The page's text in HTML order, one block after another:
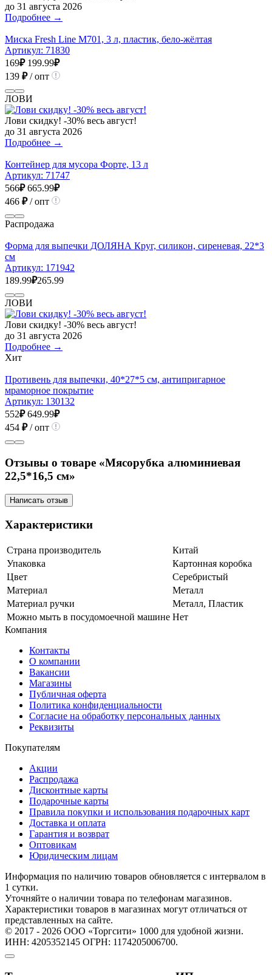
до 31 августа 2026
Подробнее →
Миска Fresh Line М701, 3 л, пластик, бело-жёлтая
Артикул: 71830
169₽ 199.99₽
139 ₽/ опт
ЛОВИ
Лови скидку! -30% весь август!
до 31 августа 2026
Подробнее →
Контейнер для мусора Форте, 13 л
Артикул: 71747
566₽ 665.99₽
466 ₽/ опт
Распродажа
Форма для выпечки ДОЛЯНА Круг, силикон, сиреневая, 22*3
см
Артикул: 171942
189.99₽265.99
ЛОВИ
Лови скидку! -30% весь август!
до 31 августа 2026
Подробнее →
Хит
Противень для выпечки, 40*27*5 см, антипригарное
мраморное покрытие
Артикул: 130132
552₽ 649.99₽
454 ₽/ опт
Отзывы о товаре «Мясорубка алюминиевая
22,5*16,5 см»
Написать отзыв
Характеристики
Страна производитель
Китай
Упаковка
Картонная коробка
Цвет
Серебристый
Материал
Металл
Материал ручки
Металл, Пластик
Можно мыть в посудомоечной машине Нет
Компания
Контакты
О компании
Вакансии
Магазины
Публичная оферта
Политика конфиденциальности
Согласие на обработку персональных данных
Реквизиты
Покупателям
Акции
Распродажа
Дисконтные карты
Подарочные карты
Правила покупки и использования подарочных карт
Доставка и оплата
Гарантия и возврат
Оптовикам
Юридическим лицам
Информация по наличию товаров обновляется с интервалом в
1 сутки.
Уточняйте о наличии товара по телефонам магазинов.
Характеристики товаров в магазинах могут отличаться от
представленных на сайте.
© 2017 - 2026 ООО «Торгсити» 1000 для удобной жизни.
ИНН: 4205352145 ОГРН: 1174205006700.